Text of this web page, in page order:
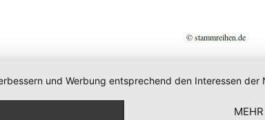
© stammreihen.de
und Werbung entsprechend den Interessen der
MEHR